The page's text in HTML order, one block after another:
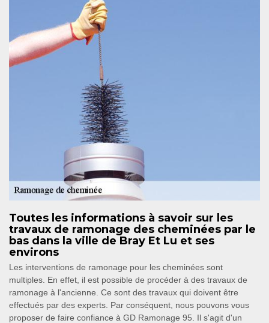
Toutes les informations à savoir sur les
travaux de ramonage des cheminées par le
bas dans la ville de Bray Et Lu et ses
environs
Les interventions de ramonage pour les cheminées sont
multiples. En effet, il est possible de procéder à des travaux de
ramonage à l'ancienne. Ce sont des travaux qui doivent être
effectués par des experts. Par conséquent, nous pouvons vous
proposer de faire confiance à GD Ramonage 95. Il s'agit d'un